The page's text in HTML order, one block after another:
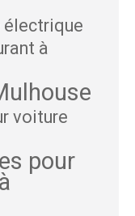
électrique
à
voiture
pour